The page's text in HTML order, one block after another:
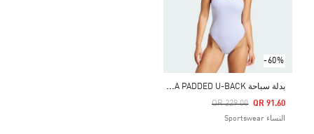
-60%
ب
دلة سباحة ICONISEA PADDED U-BACK
Price Reduced From
QR 229.00
To QR 91.60
النساء Sportswear